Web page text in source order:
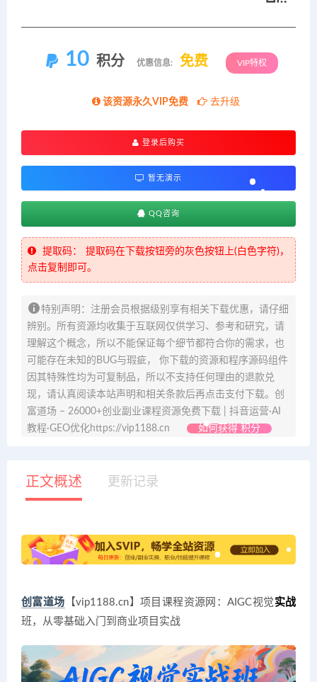
10 积分 优惠信息: 免费 VIP特权
该资源永久VIP免费 去升级
登录后购买
暂无演示
QQ咨询
提取码：
提取码在下载按钮旁的灰色按钮上(白色字符)，
点击复制即可。
特别声明：注册会员根据级别享有相关下载优惠，请仔细
辨别。所有资源均收集于互联网仅供学习、参考和研究，请
理解这个概念，所以不能保证每个细节都符合你的需求，也
可能存在未知的BUG与瑕疵， 你下载的资源和程序源码组件
因其特殊性均为可复制品，所以不支持任何理由的退款兑
现，请认真阅读本站声明和相关条款后再点击支付下载。创
富道场 – 26000+创业副业课程资源免费下载 | 抖音运营·AI
教程·GEO优化https://vip1188.cn
如何获得 积分
正文概述 更新记录
创富道场 【vip1188.cn】项目课程资源网：AIGC视觉 实战
班，从零基础入门到商业项目实战